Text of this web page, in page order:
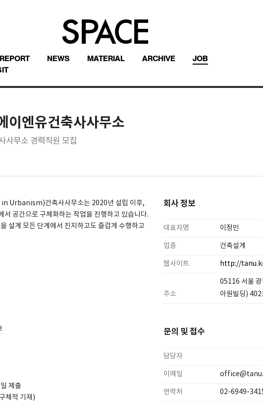
REPORT NEWS MATERIAL ARCHIVE
JOB
이엔유건축사사무소
사무소 경력직원 모집
건축사사무소는 2020년 설립 이후,
공간으로 구체화하는 작업을 진행하고 있습니다.
설계 모든 단계에서 진지하고도 즐겁게 수행하고
제출
체적 기재)
회사 정보
대표자명 이정민
업종 건축설계
웹사이트 http://
주소
05116 서울
아원빌딩) 402
문의 및 접수
담당자
이메일
연락처 02-6949-